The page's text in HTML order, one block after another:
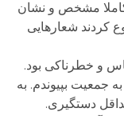
مشخص و نشان
کردند شعارهایی
و خطرناکی بود.
جمعیت بپیوندم. به
دستگیری.